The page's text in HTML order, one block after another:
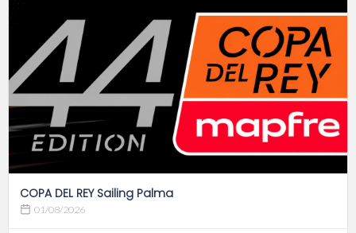
COPA DEL REY Sailing Palma
01/08/2026